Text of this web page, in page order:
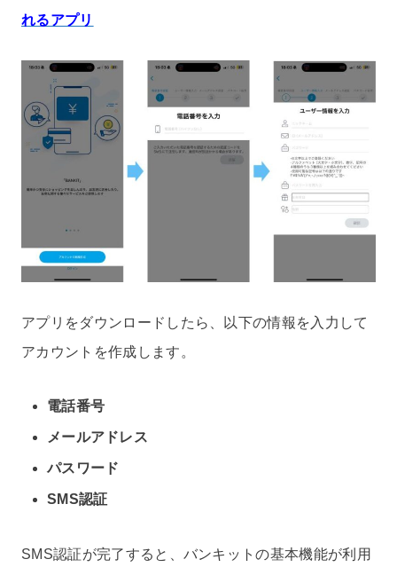
れるアプリ
アプリをダウンロードしたら、以下の情報を入力して
アカウントを作成します。
電話番号
メールアドレス
パスワード
SMS認証
SMS認証が完了すると、バンキットの基本機能が利用